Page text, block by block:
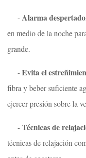
-Alarma
en medio de la noche
grande.
-Evita el
fibra y beber suficiente
ejercer presión sobre la
-Técnicas de
técnicas de relajación